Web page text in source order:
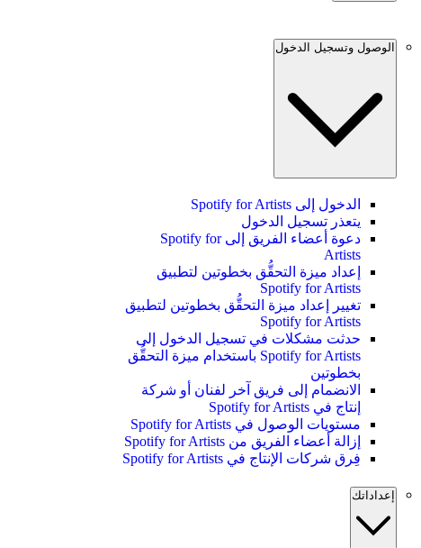
الوصول وتسجيل الدخول
الدخول إلى Spotify for Artists
يتعذر تسجيل الدخول
دعوة أعضاء الفريق إلى Spotify for
Artists
إعداد ميزة التحقُّق بخطوتين لتطبيق
Spotify for Artists
تغيير إعداد ميزة التحقُّق بخطوتين لتطبيق
Spotify for Artists
حدثت مشكلات في تسجيل الدخول إلى
Spotify for Artists باستخدام ميزة التحقُّق
بخطوتين
الانضمام إلى فريق آخر لفنان أو شركة
إنتاج في Spotify for Artists
مستويات الوصول في Spotify for Artists
إزالة أعضاء الفريق من Spotify for Artists
فِرق شركات الإنتاج في Spotify for Artists
إعداداتك